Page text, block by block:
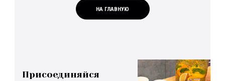
НА ГЛАВНУЮ
Присоединяйся